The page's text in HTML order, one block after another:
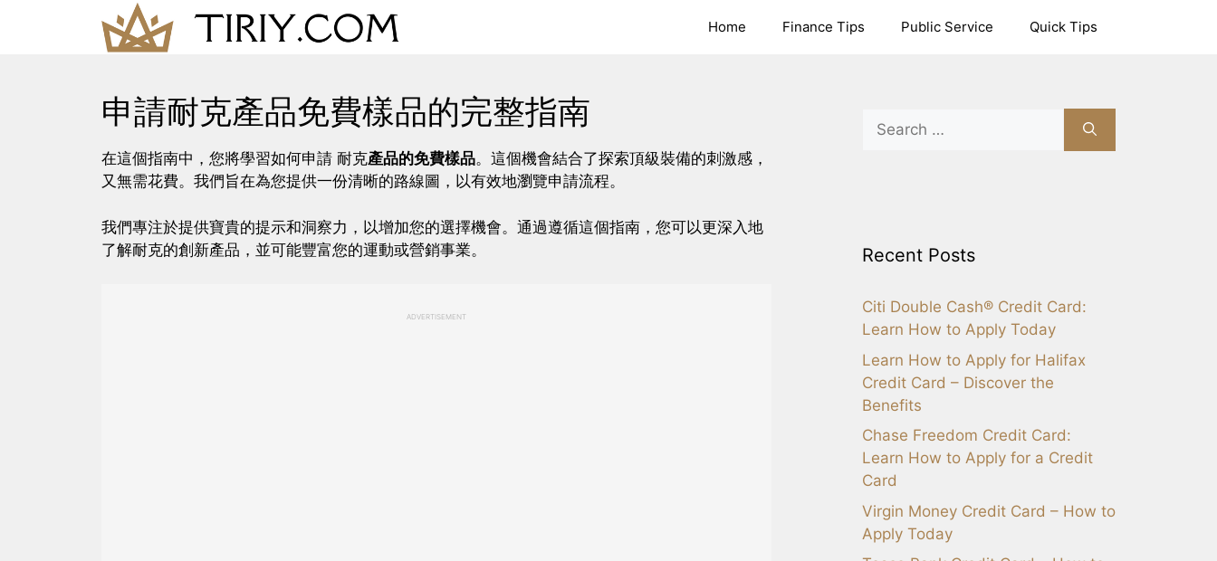
Home Finance Tips Public Service Quick Tips
申請耐克產品免費樣品的完整指南
在這個指南中，您將學習如何申請 耐克產品的免費樣品。這個機會結合了探索頂級裝備的刺激感，
又無需花費。我們旨在為您提供一份清晰的路線圖，以有效地瀏覽申請流程。
我們專注於提供寶貴的提示和洞察力，以增加您的選擇機會。通過遵循這個指南，您可以更深入地
了解耐克的創新產品，並可能豐富您的運動或營銷事業。
ADVERTISEMENT
Search
for:
Recent Posts
Citi Double Cash® Credit Card:
Learn How to Apply Today
Learn How to Apply for Halifax
Credit Card – Discover the
Benefits
Chase Freedom Credit Card:
Learn How to Apply for a Credit
Card
Virgin Money Credit Card – How to
Apply Today